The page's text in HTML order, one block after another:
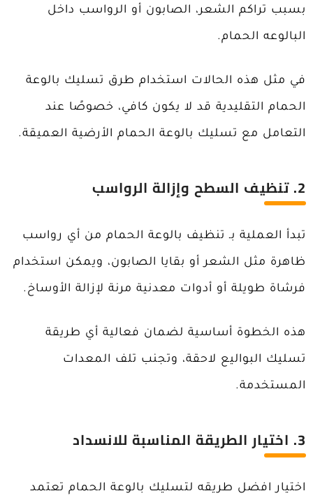
بسبب تراكم الشعر، الصابون أو الرواسب داخل
البالوعه الحمام.
في مثل هذه الحالات استخدام طرق تسليك بالوعة
الحمام التقليدية قد لا يكون كافي، خصوصًا عند
التعامل مع تسليك بالوعة الحمام الأرضية العميقة.
2. تنظيف السطح وإزالة الرواسب
تبدأ العملية بـ تنظيف بالوعة الحمام من أي رواسب
ظاهرة مثل الشعر أو بقايا الصابون، ويمكن استخدام
فرشاة طويلة أو أدوات معدنية مرنة لإزالة الأوساخ.
هذه الخطوة أساسية لضمان فعالية أي طريقة
تسليك البواليع لاحقة، وتجنب تلف المعدات
المستخدمة.
3. اختيار الطريقة المناسبة للانسداد
اختيار افضل طريقه لتسليك بالوعة الحمام تعتمد